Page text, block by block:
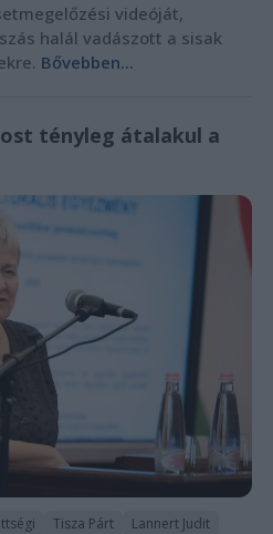
videóját,
halál vadászott a sisak
Bővebben...
tényleg átalakul a
Tisza Párt Lannert Judit